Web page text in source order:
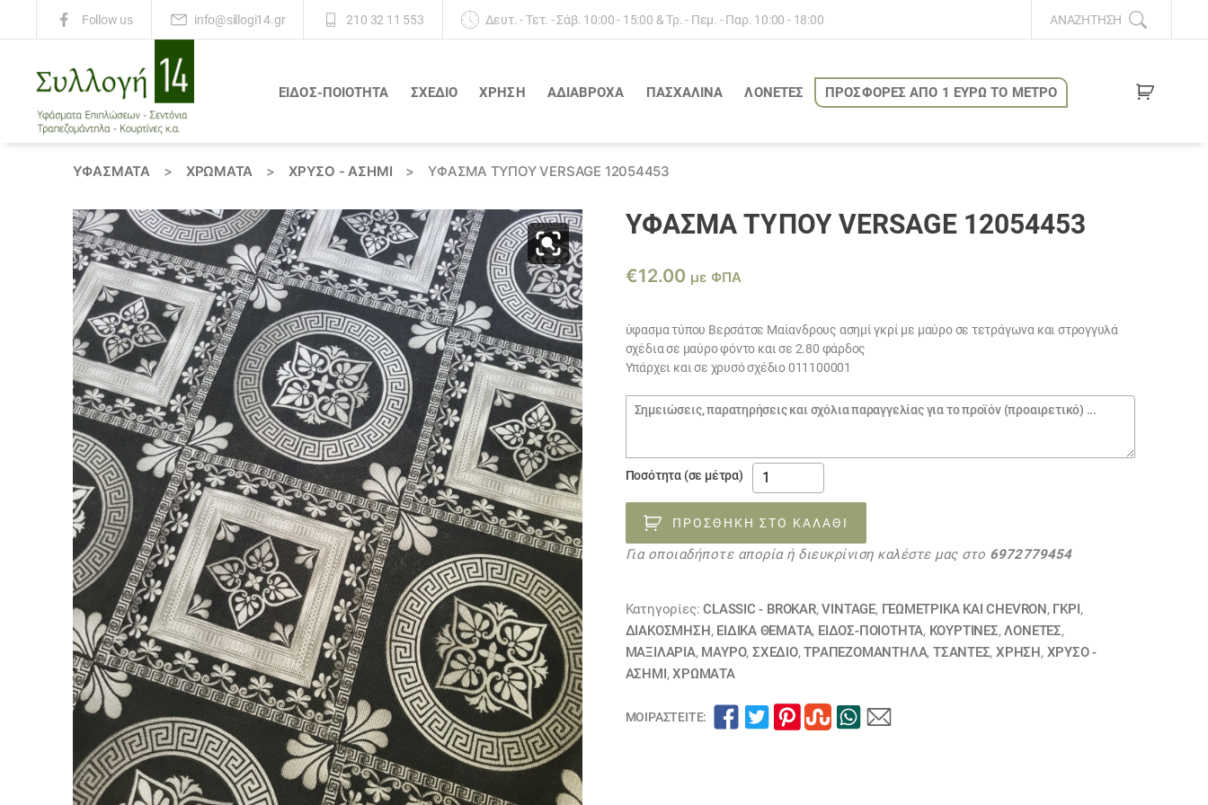
Follow us info@sillogi14.gr 210 32 11 553 Δευτ. - Τετ. - Σάβ. 10:00 - 15:00 & Τρ. - Πεμ. - Παρ. 10:00 - 18:00 ΑΝΑΖΉΤΗΣΗ
ΕΙΔΟΣ-ΠΟΙΟΤΗΤΑ ΣΧΕΔΙΟ ΧΡΗΣΗ ΑΔΙΆΒΡΟΧΑ ΠΑΣΧΑΛΙΝΑ ΛΟΝΈΤΕΣ ΠΡΟΣΦΟΡΕΣ ΑΠΟ 1 ΕΥΡΩ ΤΟ ΜΕΤΡΟ
ΥΦΆΣΜΑΤΑ > ΧΡΏΜΑΤΑ > ΧΡΥΣΟ - ΑΣΗΜΙ > ΎΦΑΣΜΑ ΤΎΠΟΥ VERSAGE 12054453
ΎΦΑΣΜΑ ΤΎΠΟΥ VERSAGE 12054453
€12.00 με ΦΠΑ
ύφασμα τύπου Βερσάτσε Μαίανδρους ασημί γκρί με μαύρο σε τετράγωνα και στρογγυλά
σχέδια σε μαύρο φόντο και σε 2.80 φάρδος
Υπάρχει και σε χρυσό σχέδιο 011100001
Σημειώσεις
Ποσότητα (σε μέτρα)
ύφασμα
τύπου
versage
12054453
ποσότητα
ΠΡΟΣΘΉΚΗ ΣΤΟ ΚΑΛΆΘΙ
Για οποιαδήποτε απορία ή διευκρίνιση καλέστε μας στο 6972779454
Κατηγορίες:CLASSIC - BROKAR,VINTAGE, ΓΕΩΜΕΤΡΙΚΆ ΚΑΙ CHEVRON, ΓΚΡΙ,
ΔΙΑΚΟΣΜΗΣΗ, ΕΙΔΙΚΆ ΘΈΜΑΤΑ, ΕΙΔΟΣ-ΠΟΙΟΤΗΤΑ, ΚΟΥΡΤΊΝΕΣ,ΛΟΝΈΤΕΣ,
ΜΑΞΙΛΆΡΙΑ, ΜΑΥΡΟ, ΣΧΕΔΙΟ,ΤΡΑΠΕΖΟΜΆΝΤΗΛΑ, ΤΣΆΝΤΕΣ,ΧΡΗΣΗ, ΧΡΥΣΟ -
ΑΣΗΜΙ,ΧΡΏΜΑΤΑ
ΜΟΙΡΑΣΤΕΊΤΕ: